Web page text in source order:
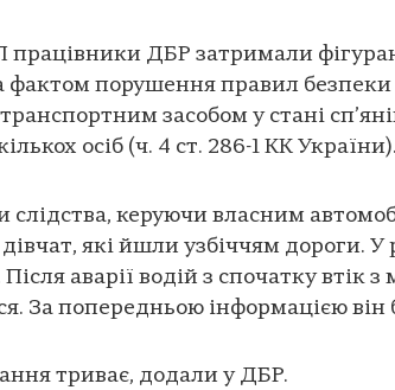
працівники ДБР затримали
фактом порушення правил
засобом у стані
осіб (ч. 4 ст. 286-1 КК України).
слідства, керуючи власним
які йшли узбіччям дороги. У
аварії водій з спочатку втік
За попередньою інформацією він
триває, додали у ДБР.